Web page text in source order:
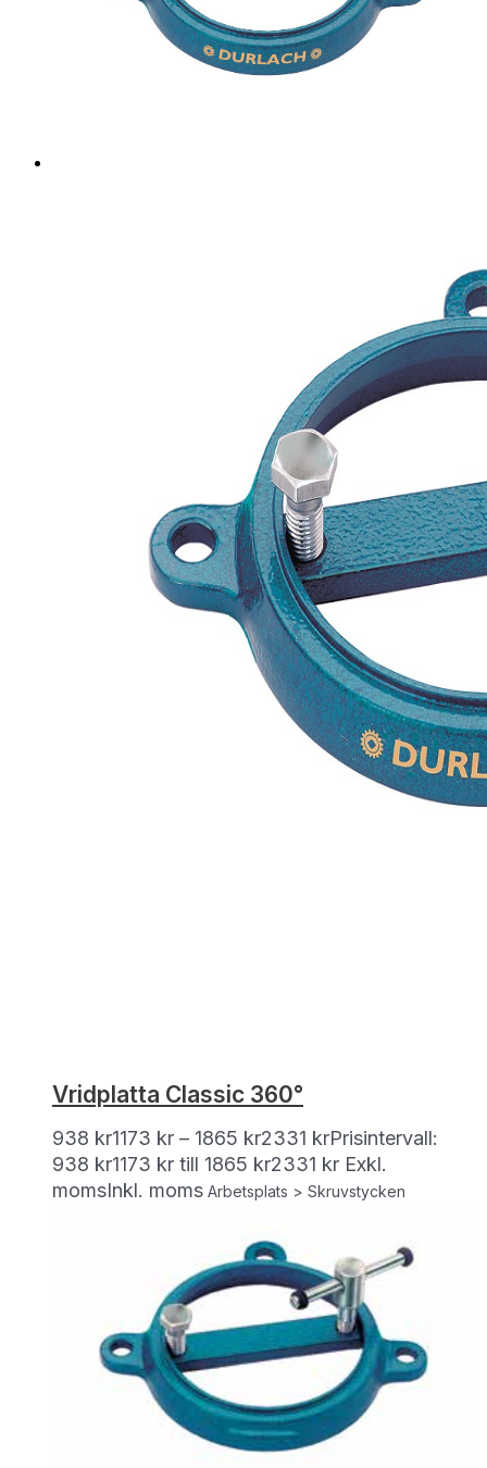
Vridplatta Classic 360°
938 kr1173 kr – 1865 kr2331 krPrisintervall:
938 kr1173 kr till 1865 kr2331 kr Exkl.
momsInkl. moms Arbetsplats > Skruvstycken